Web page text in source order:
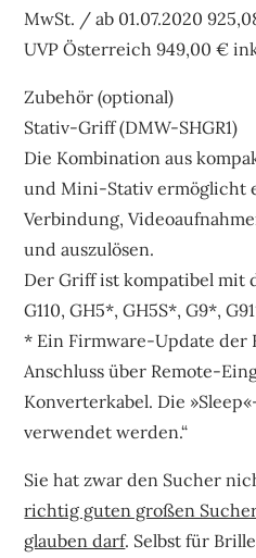
MwSt. / ab 01.07.2020
UVP Österreich 949,00 €
Zubehör (optional)
Stativ-Griff (DMW-SHGR1)
Die Kombination aus
und Mini-Stativ ermöglicht
Verbindung,
und auszulösen.
Der Griff ist kompatibel mit
G110, GH5*, GH5S*, G9*,
* Ein Firmware-Update der
Anschluss über Remote-
Konverterkabel. Die
verwendet werden.“
Sie hat zwar den Sucher
richtig guten großen
glauben darf. Selbst für